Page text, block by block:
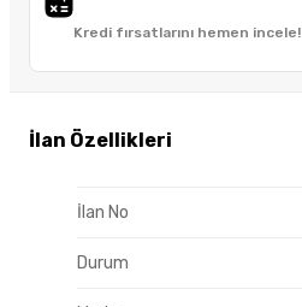
Kredi fırsatlarını hemen incele!
İlan Özellikleri
İlan No
Durum